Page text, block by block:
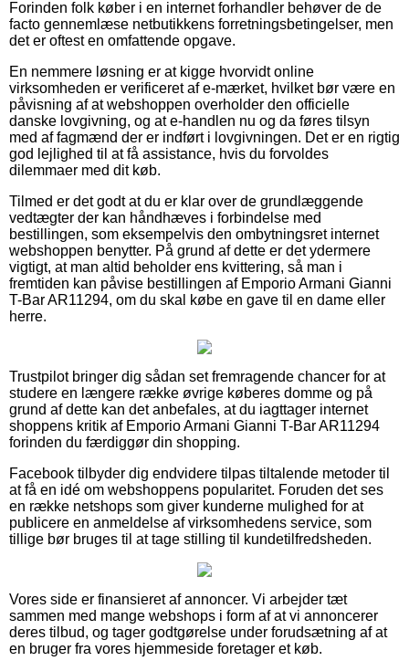
Forinden folk køber i en internet forhandler behøver de de
facto gennemlæse netbutikkens forretningsbetingelser, men
det er oftest en omfattende opgave.
En nemmere løsning er at kigge hvorvidt online
virksomheden er verificeret af e-mærket, hvilket bør være en
påvisning af at webshoppen overholder den officielle
danske lovgivning, og at e-handlen nu og da føres tilsyn
med af fagmænd der er indført i lovgivningen. Det er en rigtig
god lejlighed til at få assistance, hvis du forvoldes
dilemmaer med dit køb.
Tilmed er det godt at du er klar over de grundlæggende
vedtægter der kan håndhæves i forbindelse med
bestillingen, som eksempelvis den ombytningsret internet
webshoppen benytter. På grund af dette er det ydermere
vigtigt, at man altid beholder ens kvittering, så man i
fremtiden kan påvise bestillingen af Emporio Armani Gianni
T-Bar AR11294, om du skal købe en gave til en dame eller
herre.
Trustpilot bringer dig sådan set fremragende chancer for at
studere en længere række øvrige køberes domme og på
grund af dette kan det anbefales, at du iagttager internet
shoppens kritik af Emporio Armani Gianni T-Bar AR11294
forinden du færdiggør din shopping.
Facebook tilbyder dig endvidere tilpas tiltalende metoder til
at få en idé om webshoppens popularitet. Foruden det ses
en række netshops som giver kunderne mulighed for at
publicere en anmeldelse af virksomhedens service, som
tillige bør bruges til at tage stilling til kundetilfredsheden.
Vores side er finansieret af annoncer. Vi arbejder tæt
sammen med mange webshops i form af at vi annoncerer
deres tilbud, og tager godtgørelse under forudsætning af at
en bruger fra vores hjemmeside foretager et køb.